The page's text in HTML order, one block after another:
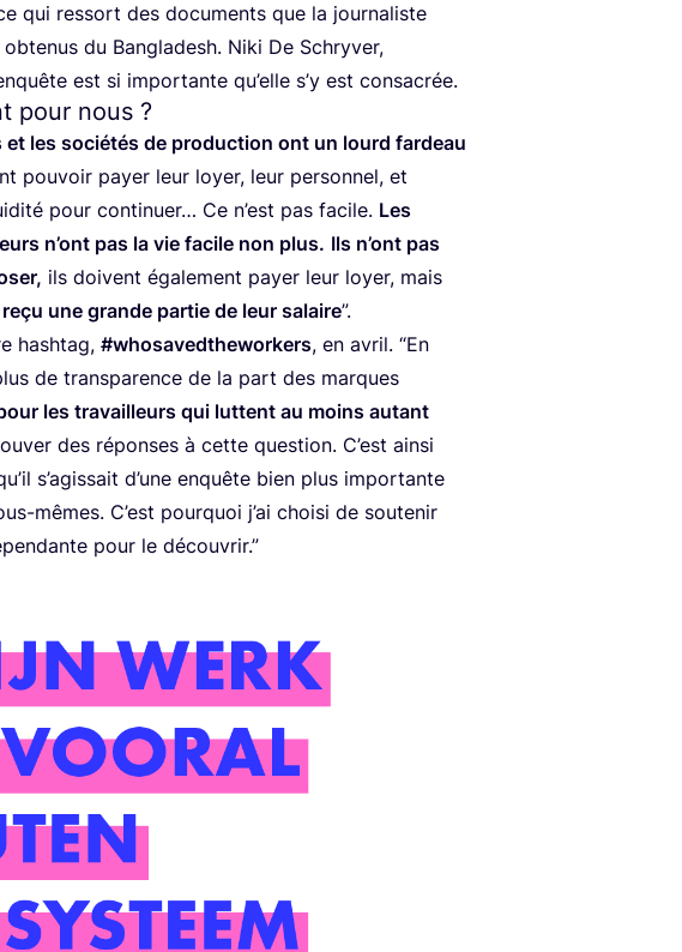
qui res­sort des docu­ments que la jour­na­liste
du Ban­gla­desh. Niki De Schry­ver,
est si impor­tante qu’elle s’y est consacrée.
pour nous ?
les socié­tés de pro­duc­tion ont un lourd far­deau
pou­voir payer leur loyer, leur per­son­nel, et
pour conti­nuer… Ce n’est pas facile. Les
n’ont pas la vie facile non plus. Ils n’ont pas
ils doivent éga­le­ment payer leur loyer, mais
reçu une grande par­tie de leur salaire”.
hash­tag, #who­sa­ved­the­wor­kers, en avril. “En
de trans­pa­rence de la part des marques
les tra­vailleurs qui luttent au moins autant
des réponses à cette ques­tion. C’est ain­si
s’agissait d’une enquête bien plus impor­tante
mêmes. C’est pour­quoi j’ai choi­si de sou­te­nir
pour le découvrir.”